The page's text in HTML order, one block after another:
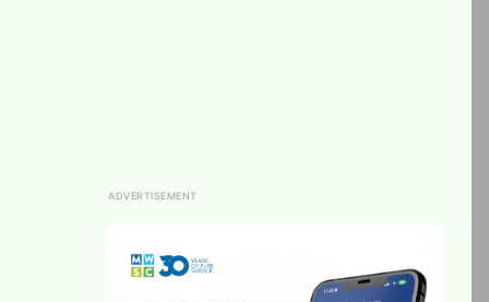
ADVERTISEMENT